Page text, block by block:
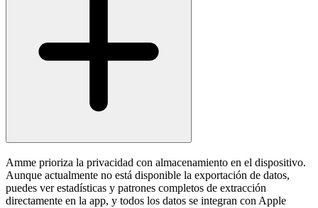
Amme prioriza la privacidad con almacenamiento en el dispositivo.
Aunque actualmente no está disponible la exportación de datos,
puedes ver estadísticas y patrones completos de extracción
directamente en la app, y todos los datos se integran con Apple